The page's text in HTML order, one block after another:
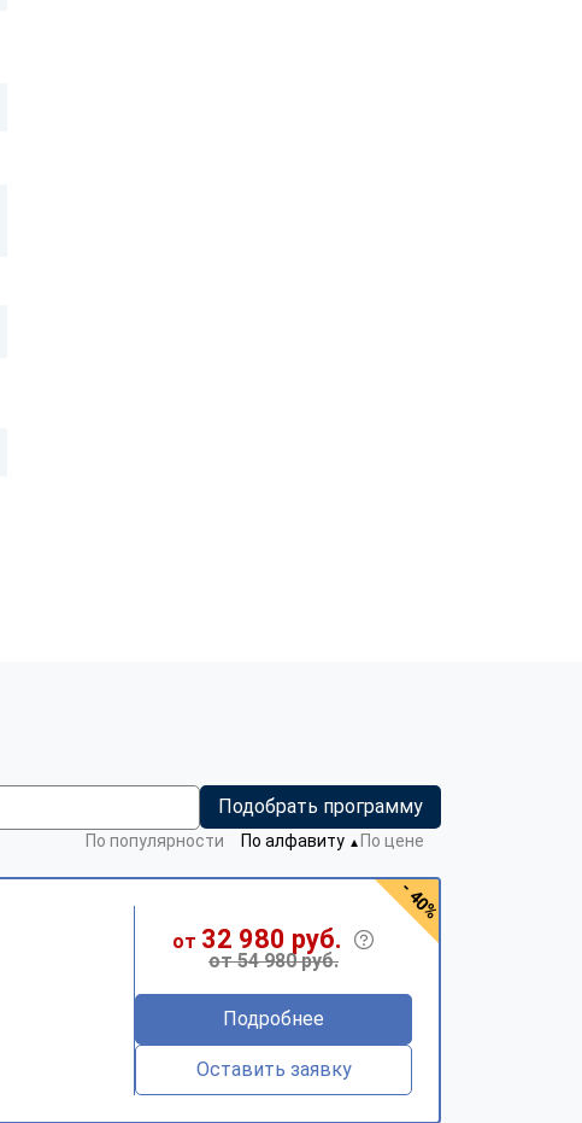
Подобрать программу
По популярности По алфавиту ▼ По цене
от 32 980 руб.
от 54 980 руб.
Подробнее
Оставить заявку
- 40%